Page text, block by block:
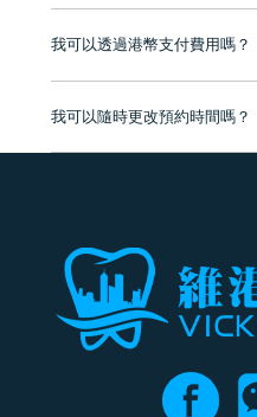
我可以透過港幣支付費用嗎？
我可以隨時更改預約時間嗎？
可以，請盡早通過wechat或